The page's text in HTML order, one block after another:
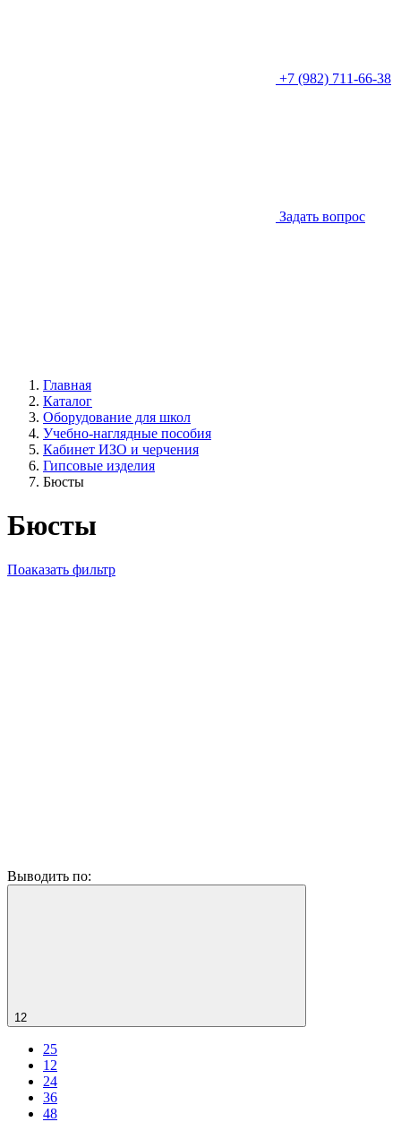
+7 (982) 711-66-38
Задать вопрос
Главная
Каталог
Оборудование для школ
Учебно-наглядные пособия
Кабинет ИЗО и черчения
Гипсовые изделия
Бюсты
Бюсты
Поаказать фильтр
Выводить по:
12
25
12
24
36
48